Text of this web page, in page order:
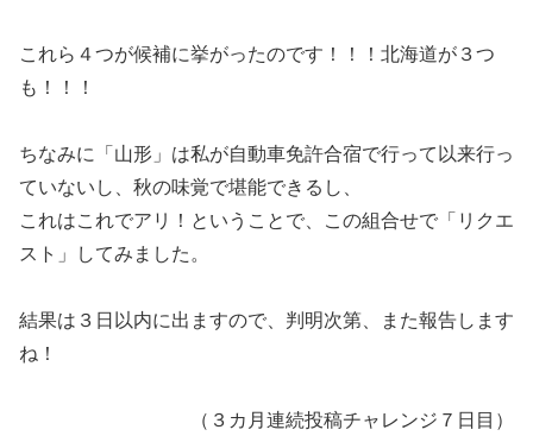
これら４つが候補に挙がったのです！！！北海道が３つ
も！！！
ちなみに「山形」は私が自動車免許合宿で行って以来行っ
ていないし、秋の味覚で堪能できるし、
これはこれでアリ！ということで、この組合せで「リクエ
スト」してみました。
結果は３日以内に出ますので、判明次第、また報告します
ね！
（３カ月連続投稿チャレンジ７日目）